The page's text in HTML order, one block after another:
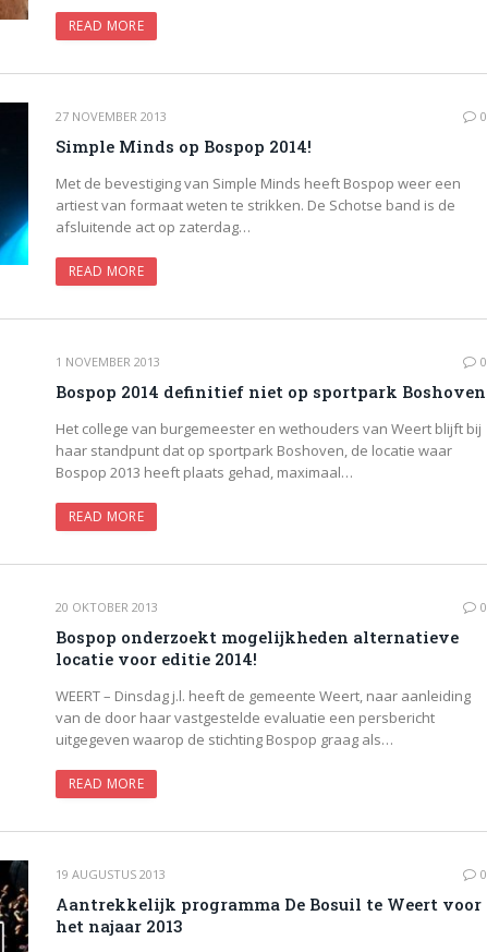
READ MORE
27 NOVEMBER 2013 0
Simple Minds op Bospop 2014!
Met de bevestiging van Simple Minds heeft Bospop weer een
artiest van formaat weten te strikken. De Schotse band is de
afsluitende act op zaterdag…
READ MORE
1 NOVEMBER 2013 0
Bospop 2014 definitief niet op sportpark Boshoven
Het college van burgemeester en wethouders van Weert blijft bij
haar standpunt dat op sportpark Boshoven, de locatie waar
Bospop 2013 heeft plaats gehad, maximaal…
READ MORE
20 OKTOBER 2013 0
Bospop onderzoekt mogelijkheden alternatieve
locatie voor editie 2014!
WEERT – Dinsdag j.l. heeft de gemeente Weert, naar aanleiding
van de door haar vastgestelde evaluatie een persbericht
uitgegeven waarop de stichting Bospop graag als…
READ MORE
19 AUGUSTUS 2013 0
Aantrekkelijk programma De Bosuil te Weert voor
het najaar 2013